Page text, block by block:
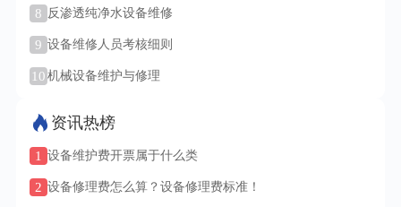
8 反渗透纯净水设备维修
9 设备维修人员考核细则
10 机械设备维护与修理
资讯热榜
1 设备维护费开票属于什么类
2 设备修理费怎么算？设备修理费标准！